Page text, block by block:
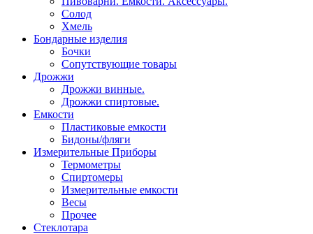
Солод
Хмель
Бондарные изделия
Бочки
Сопутствующие товары
Дрожжи
Дрожжи винные.
Дрожжи спиртовые.
Емкости
Пластиковые емкости
Бидоны/фляги
Измерительные Приборы
Термометры
Спиртомеры
Измерительные емкости
Весы
Прочее
Стеклотара